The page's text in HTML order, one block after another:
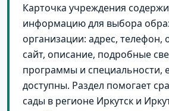
Карточка учреждения
информацию для выбора
организации: адрес,
сайт, описание, подробные
программы и специальности,
доступны. Раздел помогает
сады в регионе Иркутск и